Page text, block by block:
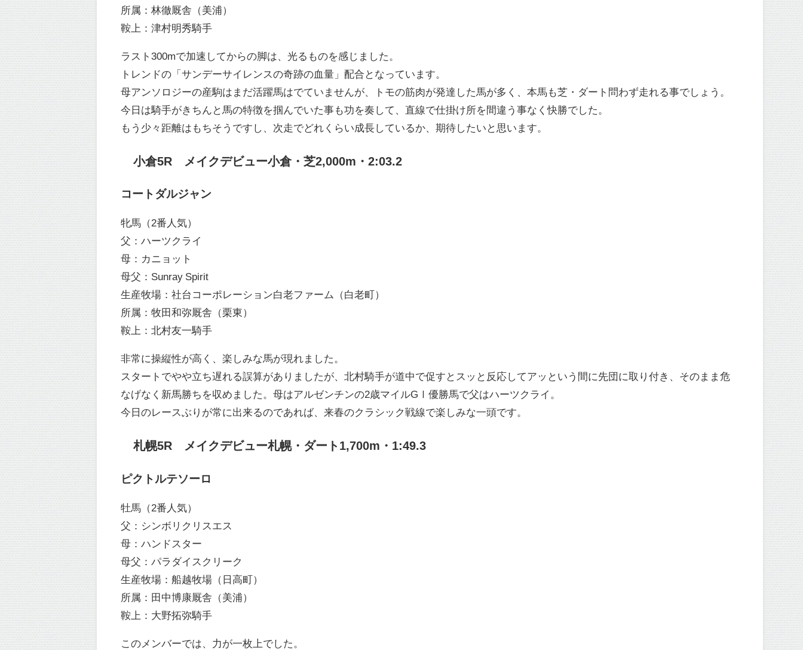
所属：林徹厩舎（美浦）
鞍上：津村明秀騎手
ラスト300mで加速してからの脚は、光るものを感じました。
トレンドの「サンデーサイレンスの奇跡の血量」配合となっています。
母アンソロジーの産駒はまだ活躍馬はでていませんが、トモの筋肉が発達した馬が多く、本馬も芝・ダート問わず走れる事でしょう。
今日は騎手がきちんと馬の特徴を掴んでいた事も功を奏して、直線で仕掛け所を間違う事なく快勝でした。
もう少々距離はもちそうですし、次走でどれくらい成長しているか、期待したいと思います。
小倉5R メイクデビュー小倉・芝2,000m・2:03.2
コートダルジャン
牝馬（2番人気）
父：ハーツクライ
母：カニョット
母父：Sunray Spirit
生産牧場：社台コーポレーション白老ファーム（白老町）
所属：牧田和弥厩舎（栗東）
鞍上：北村友一騎手
非常に操縦性が高く、楽しみな馬が現れました。
スタートでやや立ち遅れる誤算がありましたが、北村騎手が道中で促すとスッと反応してアッという間に先団に取り付き、そのまま危
なげなく新馬勝ちを収めました。母はアルゼンチンの2歳マイルGⅠ優勝馬で父はハーツクライ。
今日のレースぶりが常に出来るのであれば、来春のクラシック戦線で楽しみな一頭です。
札幌5R メイクデビュー札幌・ダート1,700m・1:49.3
ピクトルテソーロ
牡馬（2番人気）
父：シンボリクリスエス
母：ハンドスター
母父：パラダイスクリーク
生産牧場：船越牧場（日高町）
所属：田中博康厩舎（美浦）
鞍上：大野拓弥騎手
このメンバーでは、力が一枚上でした。